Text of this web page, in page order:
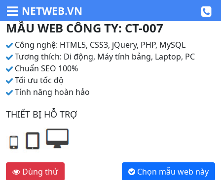
NETWEB.VN
MẪU WEB CÔNG TY: CT-007
Công nghệ: HTML5, CSS3, jQuery, PHP, MySQL
Tương thích: Di động, Máy tính bảng, Laptop, PC
Chuẩn SEO 100%
Tối ưu tốc độ
Tính năng hoàn hảo
THIẾT BỊ HỖ TRỢ
Dùng thử Chọn mẫu web này